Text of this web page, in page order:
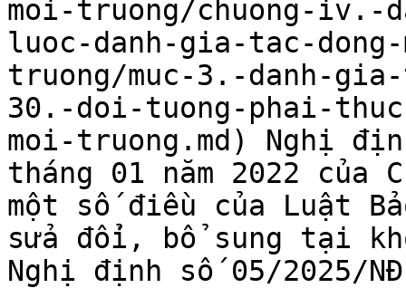
moi-truong/chuong-iv.-
luoc-danh-gia-tac-
truong/muc-3.-danh-
30.-doi-tuong-phai-
moi-truong.md) Nghị
tháng 01 năm 2022
một số điều của Luật
sửa đổi, bổ sung tại
Nghị định số 05/2025/